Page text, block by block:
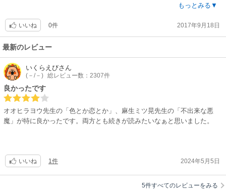
絵を確認するのもいいかも知れません。志々藤先生の絵が一番好きでし
なので、そちらも気になります?
もっとみる▼
いいね 0件 2017年9月18日
最新のレビュー
いくらえびさん
(－/－) 総レビュー数：2307件
良かったです
オオヒラヨウ先生の「色とか恋とか」、麻生ミツ晃先生の「不出来な悪
魔」が特に良かったです。両方とも続きが読みたいなぁと思いました。
いいね 1件 2024年5月5日
5件すべてのレビューをみる